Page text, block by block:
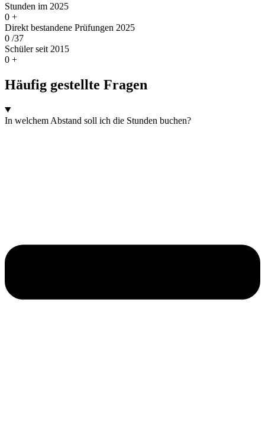
Stunden im 2025
0 +
Direkt bestandene Prüfungen 2025
0 /37
Schüler seit 2015
0 +
Häufig gestellte Fragen
In welchem Abstand soll ich die Stunden buchen?